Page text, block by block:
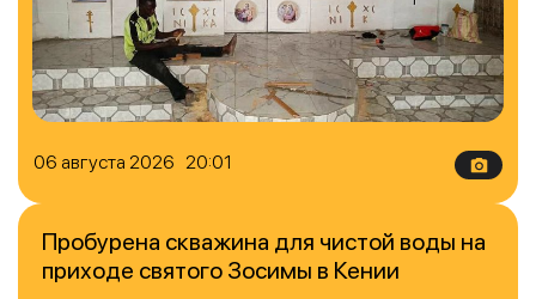
06 августа 2026 20:01
Пробурена скважина для чистой воды на
приходе святого Зосимы в Кении